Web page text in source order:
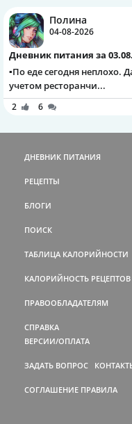
Полина
04-08-2026
Дневник питания за
▪️По еде сегодня неплохо.
учетом ресторанчи...
2 6
ДНЕВНИК ПИТАНИЯ
РЕЦЕПТЫ
БЛОГИ
ПОИСК
ТАБЛИЦА КАЛОРИЙНОСТИ
КАЛОРИЙНОСТЬ РЕЦЕПТОВ
ПРАВООБЛАДАТЕЛЯМ
СПРАВКА
ВЕРСИИ/ОПЛАТА
ЗАДАТЬ ВОПРОС
СОГЛАШЕНИЕ ПРАВИЛА